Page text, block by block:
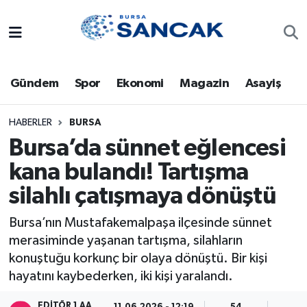
Gündem Spor Ekonomi Magazin Asayiş
HABERLER BURSA
Bursa’da sünnet eğlencesi
kana bulandı! Tartışma
silahlı çatışmaya dönüştü
Bursa’nın Mustafakemalpaşa ilçesinde sünnet
merasiminde yaşanan tartışma, silahların
konuştuğu korkunç bir olaya dönüştü. Bir kişi
hayatını kaybederken, iki kişi yaralandı.
Bursa
Dünya
Eğitim
Ekonomi
Genel
Gündem
Trafik Durumu
Süper Lig Puan Durumu ve Fikstür
Tüm Manşetler
Son Dakika Haberleri
Haber Arşivi